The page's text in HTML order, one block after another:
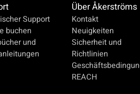
Support
buchen
und
Über Åkerströms
Kontakt
Neuigkeiten
Sicherheit und
Richtlinien
REACH